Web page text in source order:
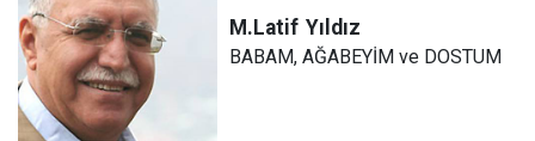
M.Latif Yıldız
BABAM, AĞABEYİM ve DOSTUM